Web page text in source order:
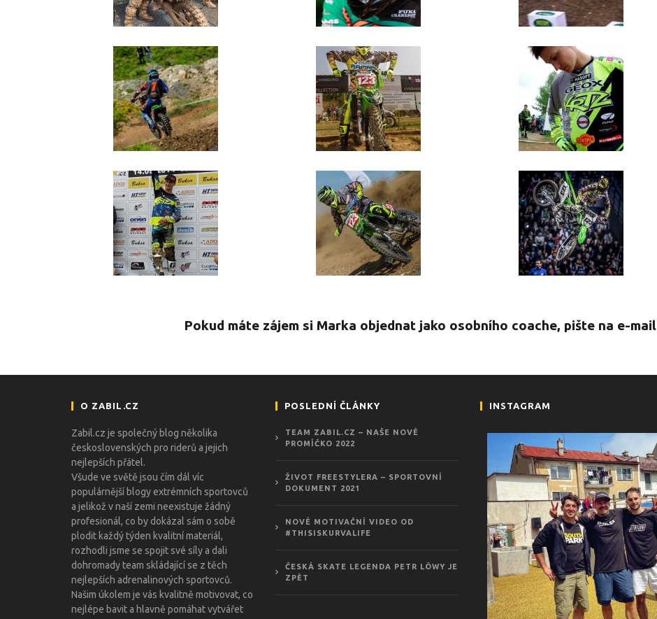
Pokud máte zájem si Marka objednat jako osobního coache, pište na e-mail
O ZABIL.CZ
Zabil.cz je společný blog několika
československých pro riderů a jejich
nejlepších přátel.
Všude ve světě jsou čím dál víc
populárnější blogy extrémních sportovců
a jelikož v naší zemi neexistuje žádný
profesionál, co by dokázal sám o sobě
plodit každý týden kvalitní materiál,
rozhodli jsme se spojit své síly a dali
dohromady team skládající se z těch
nejlepších adrenalinových sportovců.
Našim úkolem je vás kvalitně motivovat, co
nejlépe bavit a hlavně pomáhat vytvářet
POSLEDNÍ ČLÁNKY
TEAM ZABIL.CZ – NAŠE NOVÉ
PROMÍČKO 2022
ŽIVOT FREESTYLERA – SPORTOVNÍ
DOKUMENT 2021
NOVÉ MOTIVAČNÍ VIDEO OD
#THISISKURVALIFE
ČESKÁ SKATE LEGENDA PETR LÖWY JE
ZPĚT
INSTAGRAM